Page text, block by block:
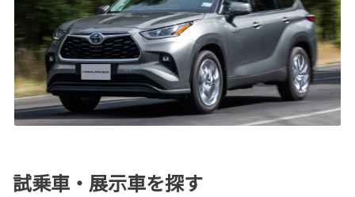
試乗車・展示車を探す